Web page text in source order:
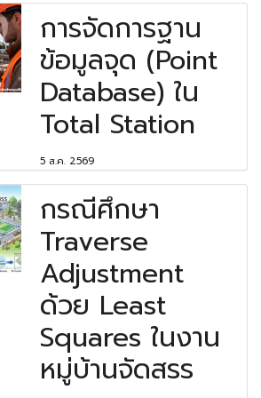
การจัดการฐาน
ข้อมูลจุด (Point
Database) ใน
Total Station
5 ส.ค. 2569
กรณีศึกษา
Traverse
Adjustment
ด้วย Least
Squares ในงาน
หมู่บ้านจัดสรร